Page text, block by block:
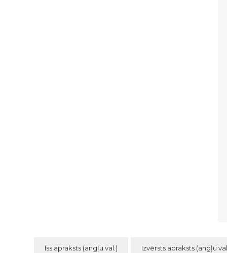
Īss apraksts (angļu val.) Izvērsts apraksts (angļu